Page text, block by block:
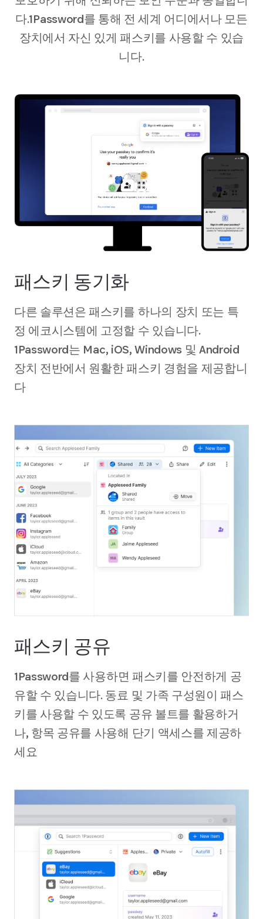
다.1Password를 통해 전 세계 어디에서나 모든
장치에서 자신 있게 패스키를 사용할 수 있습
니다.
패스키 동기화
다른 솔루션은 패스키를 하나의 장치 또는 특
정 에코시스템에 고정할 수 있습니다.
1Password는 Mac, iOS, Windows 및 Android
장치 전반에서 원활한 패스키 경험을 제공합니
다
패스키 공유
1Password를 사용하면 패스키를 안전하게 공
유할 수 있습니다. 동료 및 가족 구성원이 패스
키를 사용할 수 있도록 공유 볼트를 활용하거
나, 항목 공유를 사용해 단기 액세스를 제공하
세요